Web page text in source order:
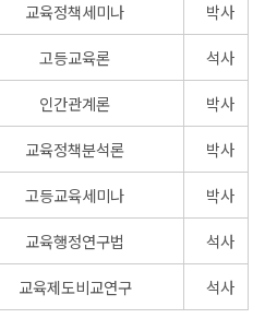
교육정책세미나
박사
고등교육론
석사
인간관계론
박사
교육정책분석론
박사
고등교육세미나
박사
교육행정연구법
석사
교육제도비교연구 석사